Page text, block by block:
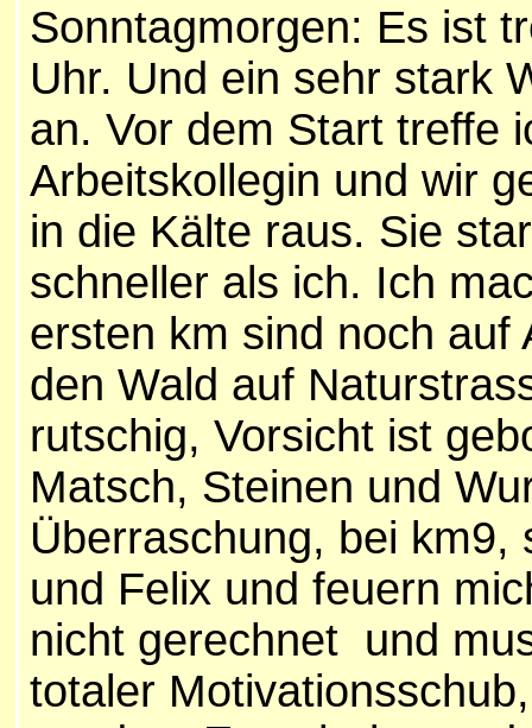
Sonntagmorgen: Es ist
Uhr. Und ein sehr stark
an. Vor dem Start treffe
Arbeitskollegin und wir
in die Kälte raus. Sie
schneller als ich. Ich
ersten km sind noch auf
den Wald auf
rutschig, Vorsicht ist
Matsch, Steinen und
Überraschung, bei km9,
und Felix und feuern
nicht gerechnet und
totaler